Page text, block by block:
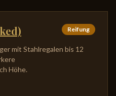
Reifung
mit Stahlregalen bis 12
Höhe.